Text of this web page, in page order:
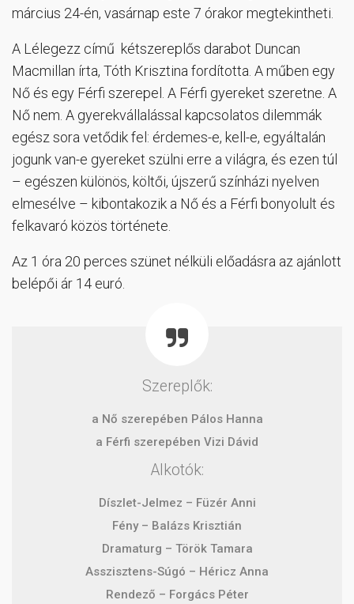
március 24-én, vasárnap este 7 órakor megtekintheti.
A Lélegezz című kétszereplős darabot Duncan
Macmillan írta, Tóth Krisztina fordította. A műben egy
Nő és egy Férfi szerepel. A Férfi gyereket szeretne. A
Nő nem. A gyerekvállalással kapcsolatos dilemmák
egész sora vetődik fel: érdemes-e, kell-e, egyáltalán
jogunk van-e gyereket szülni erre a világra, és ezen túl
– egészen különös, költői, újszerű színházi nyelven
elmesélve – kibontakozik a Nő és a Férfi bonyolult és
felkavaró közös története.
Az 1 óra 20 perces szünet nélküli előadásra az ajánlott
belépői ár 14 euró.
Szereplők:
a Nő szerepében Pálos Hanna
a Férfi szerepében Vizi Dávid
Alkotók:
Díszlet-Jelmez – Füzér Anni
Fény – Balázs Krisztián
Dramaturg – Török Tamara
Asszisztens-Súgó – Héricz Anna
Rendező – Forgács Péter